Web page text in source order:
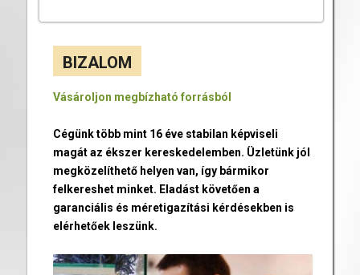
BIZALOM
Vásároljon megbízható forrásból
Cégünk több mint 16 éve stabilan képviseli
magát az ékszer kereskedelemben. Üzletünk jól
megközelíthető helyen van, így bármikor
felkereshet minket. Eladást követően a
garanciális és méretigazítási kérdésekben is
elérhetőek leszünk.